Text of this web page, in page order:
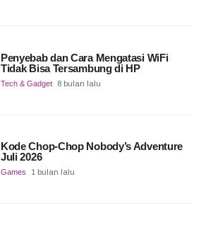
Penyebab dan Cara Mengatasi WiFi
Tidak Bisa Tersambung di HP
Tech & Gadget 8 bulan lalu
Kode Chop-Chop Nobody’s Adventure
Juli 2026
Games 1 bulan lalu